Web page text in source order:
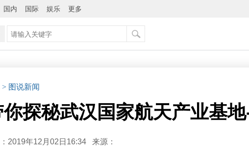
国内 国际 娱乐 更多
> 图说新闻
你探秘武汉国家航天产业基
2019年12月02日16:34 来源：